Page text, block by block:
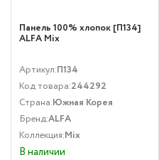
Панель 100% хлопок [П134]
ALFA Mix
Артикул:П134
Код товара:244292
Страна:Южная Корея
Бренд:ALFA
Коллекция:Mix
В наличии